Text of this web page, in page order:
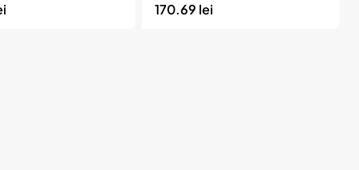
Neagra, AMIO
cm, culoare Neagra, AMIO
170.69 lei